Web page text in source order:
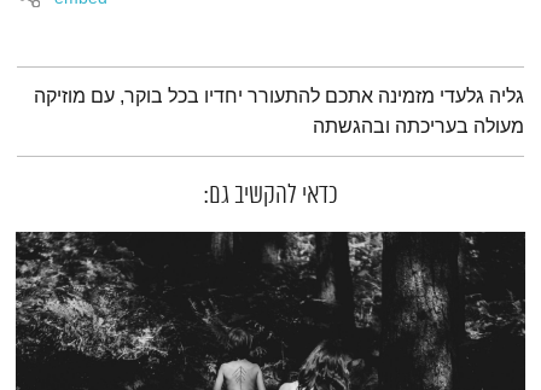
תמצית הפודקאסט
גליה גלעדי מזמינה אתכם להתעורר יחדיו בכל בוקר, עם מוזיקה
מעולה בעריכתה ובהגשתה
כדאי להקשיב גם: